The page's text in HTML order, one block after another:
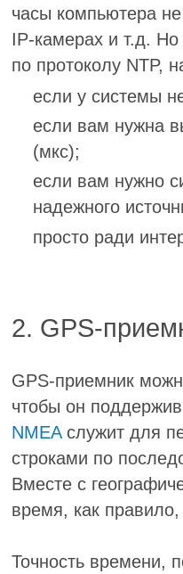
часы компьютера
IP-камерах и т.д.
по протоколу NTP,
если у системы
если вам нужна
(мкс);
если вам нужно
надежного
просто ради
2. GPS-
GPS-приемник
чтобы он
NMEAслужит для
строками по
Вместе с
время, как правило,
Точность времени,